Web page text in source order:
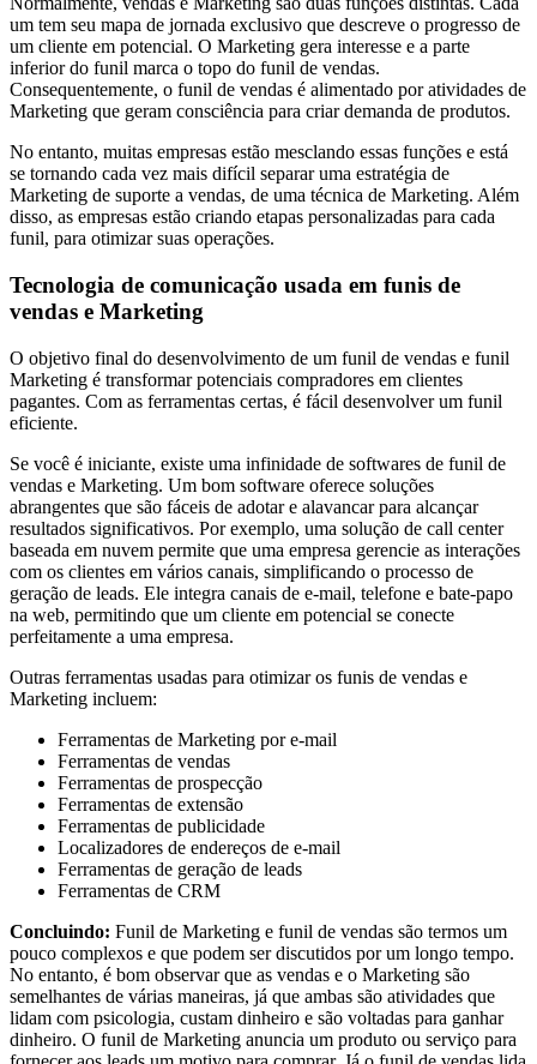
um tem seu mapa de jornada exclusivo que descreve o progresso de
um cliente em potencial. O Marketing gera interesse e a parte
inferior do funil marca o topo do funil de vendas.
Consequentemente, o funil de vendas é alimentado por atividades de
Marketing que geram consciência para criar demanda de produtos.
No entanto, muitas empresas estão mesclando essas funções e está
se tornando cada vez mais difícil separar uma estratégia de
Marketing de suporte a vendas, de uma técnica de Marketing. Além
disso, as empresas estão criando etapas personalizadas para cada
funil, para otimizar suas operações.
Tecnologia de comunicação usada em funis de
vendas e Marketing
O objetivo final do desenvolvimento de um funil de vendas e funil
Marketing é transformar potenciais compradores em clientes
pagantes. Com as ferramentas certas, é fácil desenvolver um funil
eficiente.
Se você é iniciante, existe uma infinidade de softwares de funil de
vendas e Marketing. Um bom software oferece soluções
abrangentes que são fáceis de adotar e alavancar para alcançar
resultados significativos. Por exemplo, uma solução de call center
baseada em nuvem permite que uma empresa gerencie as interações
com os clientes em vários canais, simplificando o processo de
geração de leads. Ele integra canais de e-mail, telefone e bate-papo
na web, permitindo que um cliente em potencial se conecte
perfeitamente a uma empresa.
Outras ferramentas usadas para otimizar os funis de vendas e
Marketing incluem:
Ferramentas de Marketing por e-mail
Ferramentas de vendas
Ferramentas de prospecção
Ferramentas de extensão
Ferramentas de publicidade
Localizadores de endereços de e-mail
Ferramentas de geração de leads
Ferramentas de CRM
Concluindo: Funil de Marketing e funil de vendas são termos um
pouco complexos e que podem ser discutidos por um longo tempo.
No entanto, é bom observar que as vendas e o Marketing são
semelhantes de várias maneiras, já que ambas são atividades que
lidam com psicologia, custam dinheiro e são voltadas para ganhar
dinheiro. O funil de Marketing anuncia um produto ou serviço para